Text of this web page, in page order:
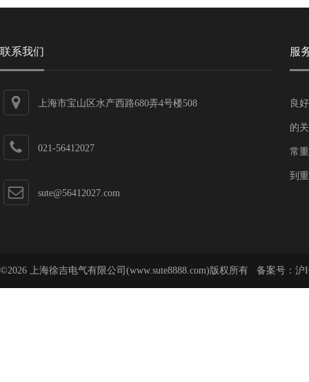
联系我们
上海市宝山区水产西路680弄4号楼508
021-56412027
sute@56412027.com
服
良
的
常
到
©2026 上海徐吉电气有限公司(www.sute8888.com)版权所有 备案号： 沪